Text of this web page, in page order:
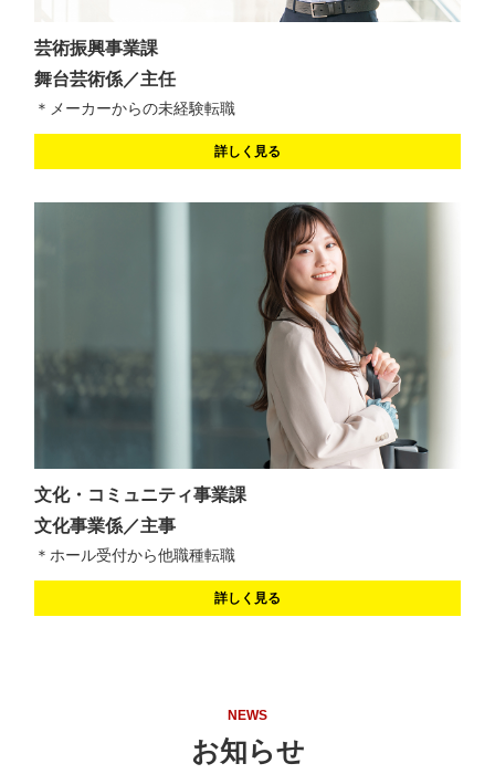
芸術振興事業課
舞台芸術係／主任
＊メーカーからの未経験転職
詳しく見る
文化・コミュニティ事業課
文化事業係／主事
＊ホール受付から他職種転職
詳しく見る
NEWS
お知らせ